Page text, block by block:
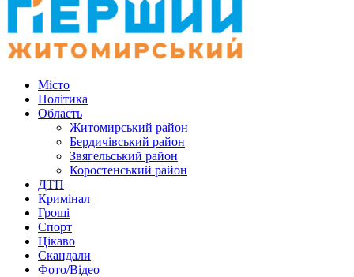
Місто
Політика
Область
Житомирський район
Бердичівський район
Звягельський район
Коростенський район
ДТП
Кримінал
Гроші
Спорт
Цікаво
Скандали
Фото/Відео